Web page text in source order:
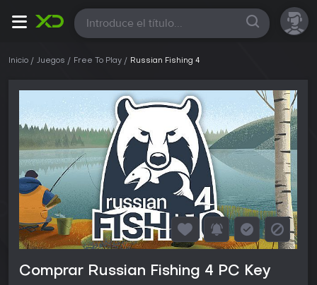
Todas
Inicio Juegos Free To Play Russian Fishing 4
Comprar Russian Fishing 4 PC Key